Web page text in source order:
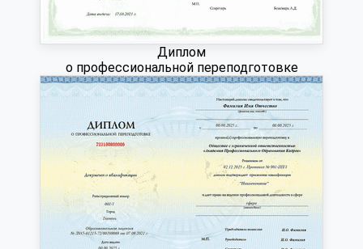
Диплом
о профессиональной переподготовке